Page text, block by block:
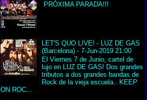
PRÓXIMA PARADA!!!
LET'S QUO LIVE! - LUZ DE GAS
(Barcelona) - 7-Jun-2019 21:00
El Viernes 7 de Junio, cartel de
lujo en LUZ DE GAS! Dos grandes
tributos a dos grandes bandas de
Rock de la vieja escuela.. KEEP
ON ROC...